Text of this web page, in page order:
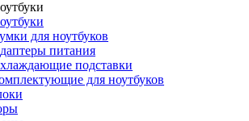
для ноутбуков
питания
подставки
для ноутбуков